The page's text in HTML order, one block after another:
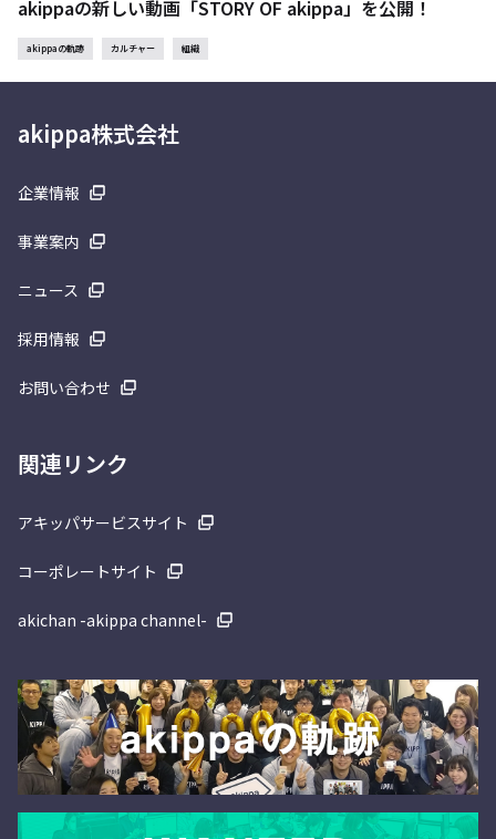
akippaの新しい動画「STORY OF akippa」を公開！
akippaの軌跡 カルチャー 組織
akippa株式会社
企業情報
事業案内
ニュース
採用情報
お問い合わせ
関連リンク
アキッパサービスサイト
コーポレートサイト
akichan -akippa channel-